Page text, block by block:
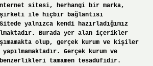
sitesi, herhangi bir marka,
şirketi ile hiçbir bağlantısı
yalnızca kendi hazırladığımız
Burada yer alan içerikler
olup, gerçek kurum ve kişiler
yapılmamaktadır. Gerçek kurum ve
tamamen tesadüfidir.